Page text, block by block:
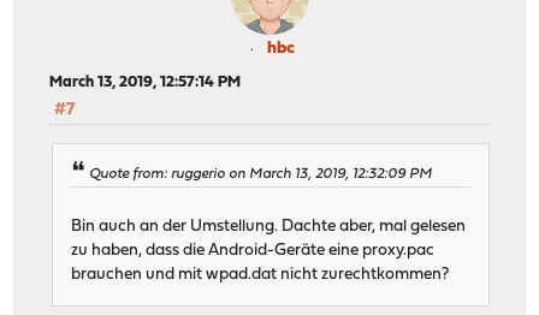
hbc
March 13, 2019, 12:57:14 PM
#7
Quote from: ruggerio on March 13, 2019, 12:32:09 PM
Bin auch an der Umstellung. Dachte aber, mal gelesen
zu haben, dass die Android-Geräte eine proxy.pac
brauchen und mit wpad.dat nicht zurechtkommen?